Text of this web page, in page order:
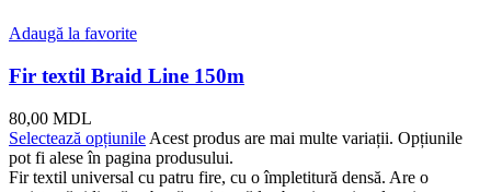
Adaugă la favorite
Fir textil Braid Line 150m
80,00 MDL
Selectează opțiunile Acest produs are mai multe variații. Opțiunile
pot fi alese în pagina produsului.
Fir textil universal cu patru fire, cu o împletitură densă. Are o